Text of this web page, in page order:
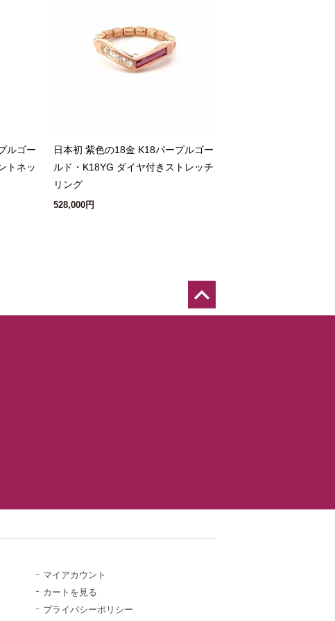
ルゴー
トネッ
日本初 紫色の18金 K18パープルゴー
ルド・K18YG ダイヤ付きストレッチ
リング
528,000円
マイアカウント
カートを見る
プライバシーポリシー